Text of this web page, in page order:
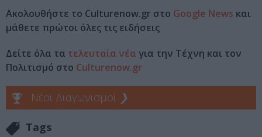
Ακολουθήστε το Culturenow.gr στο Google News και
μάθετε πρώτοι όλες τις ειδήσεις
Δείτε όλα τα τελευταία νέα για την Τέχνη και τον
Πολιτισμό στο Culturenow.gr
Νέοι Διαγωνισμοί ❯
Tags